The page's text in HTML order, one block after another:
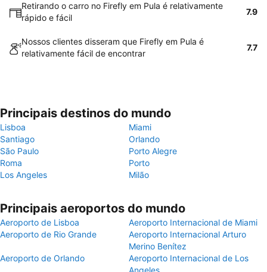
Retirando o carro no Firefly em Pula é relativamente
rápido e fácil
7.9
Nossos clientes disseram que Firefly em Pula é
relativamente fácil de encontrar
7.7
Principais destinos do mundo
Lisboa
Miami
Santiago
Orlando
São Paulo
Porto Alegre
Roma
Porto
Los Angeles
Milão
Principais aeroportos do mundo
Aeroporto de Lisboa
Aeroporto Internacional de Miami
Aeroporto de Rio Grande
Aeroporto Internacional Arturo
Merino Benítez
Aeroporto de Orlando
Aeroporto Internacional de Los
Angeles